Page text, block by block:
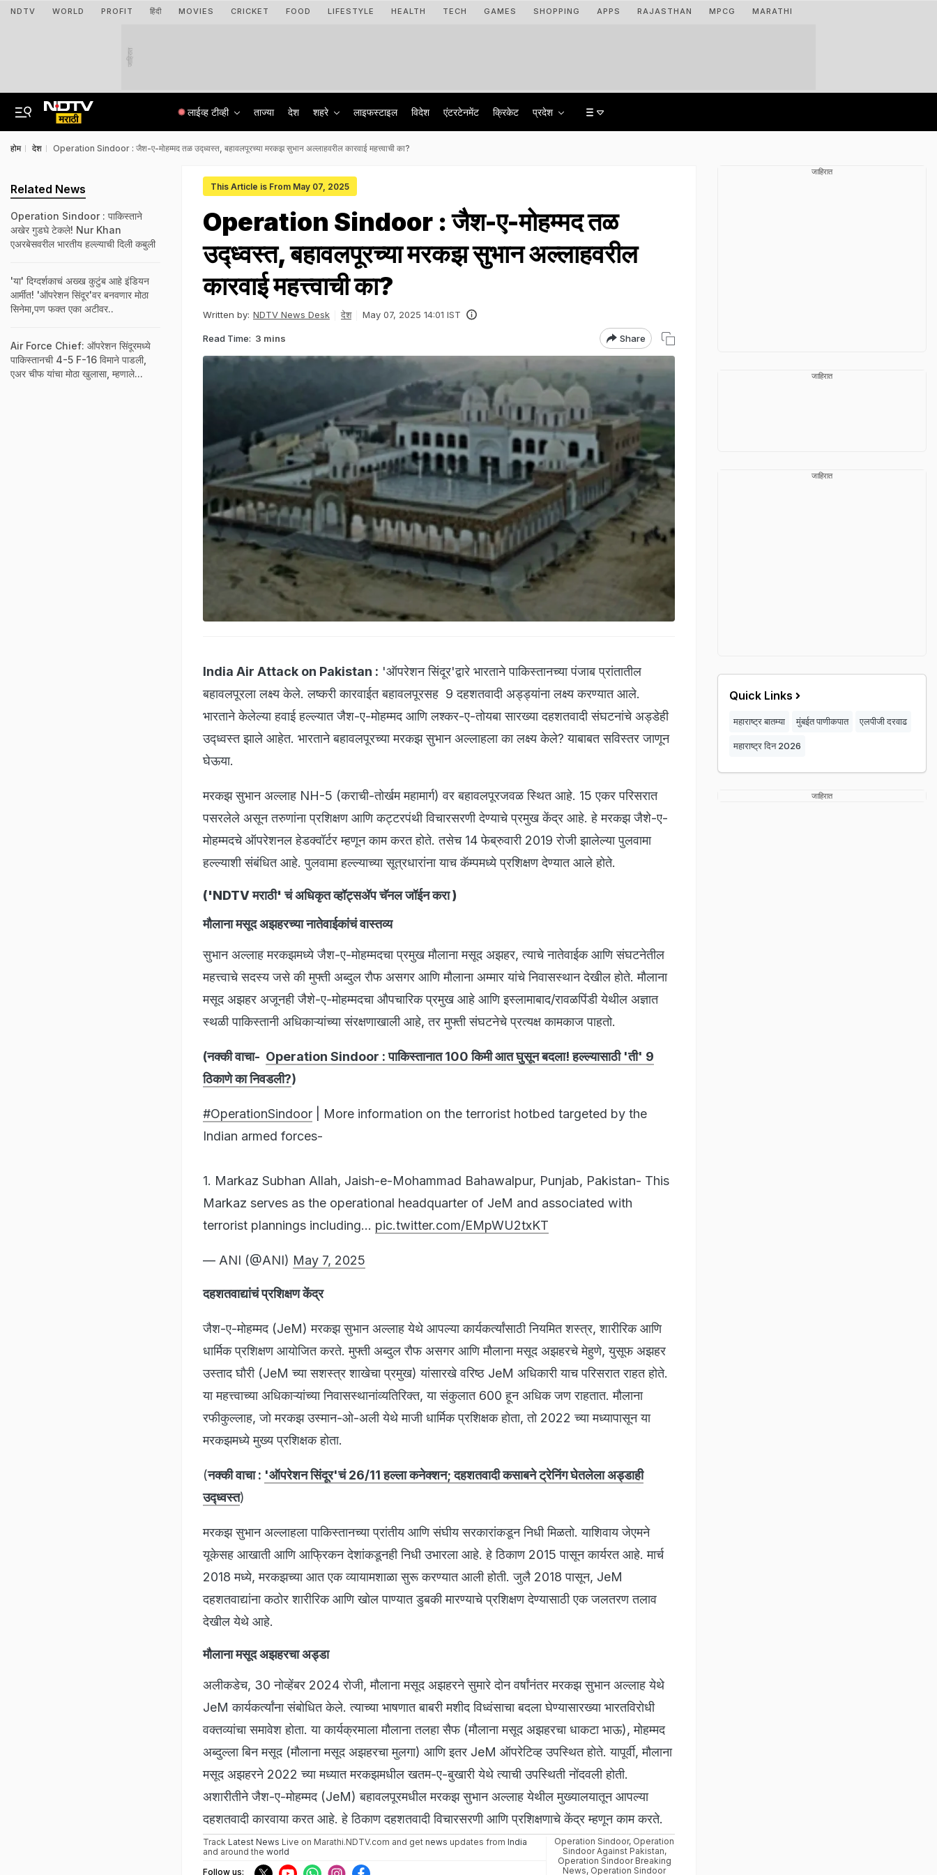
NDTV WORLD PROFIT हिंदी MOVIES CRICKET FOOD LIFESTYLE HEALTH TECH GAMES SHOPPING APPS RAJASTHAN MPCG MARATHI
जाहिरात
लाईव्ह टीव्ही ताज्या देश शहरे लाइफस्टाइल विदेश एंटरटेनमेंट क्रिकेट प्रदेश
होम देश Operation Sindoor : जैश-ए-मोहम्मद तळ उद्ध्वस्त, बहावलपूरच्या मरकझ सुभान अल्लाहवरील कारवाई महत्त्वाची का?
This Article is From May 07, 2025
Operation Sindoor : जैश-ए-मोहम्मद तळ
उद्ध्वस्त, बहावलपूरच्या मरकझ सुभान अल्लाहवरील
कारवाई महत्त्वाची का?
Written by: NDTV News Desk देश May 07, 2025 14:01 IST
Read Time: 3 mins Share
India Air Attack on Pakistan : 'ऑपरेशन सिंदूर'द्वारे भारताने पाकिस्तानच्या पंजाब प्रांतातील
बहावलपूरला लक्ष्य केले. लष्करी कारवाईत बहावलपूरसह 9 दहशतवादी अड्ड्यांना लक्ष्य करण्यात आले.
भारताने केलेल्या हवाई हल्ल्यात जैश-ए-मोहम्मद आणि लश्कर-ए-तोयबा सारख्या दहशतवादी संघटनांचे अड्डेही
उद्ध्वस्त झाले आहेत. भारताने बहावलपूरच्या मरकझ सुभान अल्लाहला का लक्ष्य केले? याबाबत सविस्तर जाणून
घेऊया.
मरकझ सुभान अल्लाह NH-5 (कराची-तोर्खम महामार्ग) वर बहावलपूरजवळ स्थित आहे. 15 एकर परिसरात
पसरलेले असून तरुणांना प्रशिक्षण आणि कट्टरपंथी विचारसरणी देण्याचे प्रमुख केंद्र आहे. हे मरकझ जैशे-ए-
मोहम्मदचे ऑपरेशनल हेडक्वॉर्टर म्हणून काम करत होते. तसेच 14 फेब्रुवारी 2019 रोजी झालेल्या पुलवामा
हल्ल्याशी संबंधित आहे. पुलवामा हल्ल्याच्या सूत्रधारांना याच कॅम्पमध्ये प्रशिक्षण देण्यात आले होते.
('NDTV मराठी' चं अधिकृत व्हॉट्सअ‍ॅप चॅनल जॉईन करा)
मौलाना मसूद अझहरच्या नातेवाईकांचं वास्तव्य
सुभान अल्लाह मरकझमध्ये जैश-ए-मोहम्मदचा प्रमुख मौलाना मसूद अझहर, त्याचे नातेवाईक आणि संघटनेतील
महत्त्वाचे सदस्य जसे की मुफ्ती अब्दुल रौफ असगर आणि मौलाना अम्मार यांचे निवासस्थान देखील होते. मौलाना
मसूद अझहर अजूनही जैशे-ए-मोहम्मदचा औपचारिक प्रमुख आहे आणि इस्लामाबाद/रावळपिंडी येथील अज्ञात
स्थळी पाकिस्तानी अधिकाऱ्यांच्या संरक्षणाखाली आहे, तर मुफ्ती संघटनेचे प्रत्यक्ष कामकाज पाहतो.
(नक्की वाचा- Operation Sindoor : पाकिस्तानात 100 किमी आत घुसून बदला! हल्ल्यासाठी 'ती' 9
ठिकाणे का निवडली?)
#OperationSindoor | More information on the terrorist hotbed targeted by the
Indian armed forces-
1. Markaz Subhan Allah, Jaish-e-Mohammad Bahawalpur, Punjab, Pakistan- This
Markaz serves as the operational headquarter of JeM and associated with
terrorist plannings including… pic.twitter.com/EMpWU2txKT
— ANI (@ANI) May 7, 2025
दहशतवाद्यांचं प्रशिक्षण केंद्र
जैश-ए-मोहम्मद (JeM) मरकझ सुभान अल्लाह येथे आपल्या कार्यकर्त्यांसाठी नियमित शस्त्र, शारीरिक आणि
धार्मिक प्रशिक्षण आयोजित करते. मुफ्ती अब्दुल रौफ असगर आणि मौलाना मसूद अझहरचे मेहुणे, युसूफ अझहर
उस्ताद घौरी (JeM च्या सशस्त्र शाखेचा प्रमुख) यांसारखे वरिष्ठ JeM अधिकारी याच परिसरात राहत होते.
या महत्त्वाच्या अधिकाऱ्यांच्या निवासस्थानांव्यतिरिक्त, या संकुलात 600 हून अधिक जण राहतात. मौलाना
रफीकुल्लाह, जो मरकझ उस्मान-ओ-अली येथे माजी धार्मिक प्रशिक्षक होता, तो 2022 च्या मध्यापासून या
मरकझमध्ये मुख्य प्रशिक्षक होता.
(नक्की वाचा : 'ऑपरेशन सिंदूर'चं 26/11 हल्ला कनेक्शन; दहशतवादी कसाबने ट्रेनिंग घेतलेला अड्डाही
उद्ध्वस्त)
मरकझ सुभान अल्लाहला पाकिस्तानच्या प्रांतीय आणि संघीय सरकारांकडून निधी मिळतो. याशिवाय जेएमने
यूकेसह आखाती आणि आफ्रिकन देशांकडूनही निधी उभारला आहे. हे ठिकाण 2015 पासून कार्यरत आहे. मार्च
2018 मध्ये, मरकझच्या आत एक व्यायामशाळा सुरू करण्यात आली होती. जुलै 2018 पासून, JeM
दहशतवाद्यांना कठोर शारीरिक आणि खोल पाण्यात डुबकी मारण्याचे प्रशिक्षण देण्यासाठी एक जलतरण तलाव
देखील येथे आहे.
मौलाना मसूद अझहरचा अड्डा
अलीकडेच, 30 नोव्हेंबर 2024 रोजी, मौलाना मसूद अझहरने सुमारे दोन वर्षांनंतर मरकझ सुभान अल्लाह येथे
JeM कार्यकर्त्यांना संबोधित केले. त्याच्या भाषणात बाबरी मशीद विध्वंसाचा बदला घेण्यासारख्या भारतविरोधी
वक्तव्यांचा समावेश होता. या कार्यक्रमाला मौलाना तलहा सैफ (मौलाना मसूद अझहरचा धाकटा भाऊ), मोहम्मद
अब्दुल्ला बिन मसूद (मौलाना मसूद अझहरचा मुलगा) आणि इतर JeM ऑपरेटिव्ह उपस्थित होते. यापूर्वी, मौलाना
मसूद अझहरने 2022 च्या मध्यात मरकझमधील खतम-ए-बुखारी येथे त्याची उपस्थिती नोंदवली होती.
अशारीतीने जैश-ए-मोहम्मद (JeM) बहावलपूरमधील मरकझ सुभान अल्लाह येथील मुख्यालयातून आपल्या
दहशतवादी कारवाया करत आहे. हे ठिकाण दहशतवादी विचारसरणी आणि प्रशिक्षणाचे केंद्र म्हणून काम करते.
Track Latest News Live on Marathi.NDTV.com and get news updates from India
and around the world
Follow us:
Operation Sindoor, Operation
Sindoor Against Pakistan,
Operation Sindoor Breaking
News, Operation Sindoor
Related News
Operation Sindoor : पाकिस्ताने
अखेर गुडघे टेकले! Nur Khan
एअरबेसवरील भारतीय हल्ल्याची दिली कबुली
'या' दिग्दर्शकाचं अख्ख कुटुंब आहे इंडियन
आर्मीत! 'ऑपरेशन सिंदूर'वर बनवणार मोठा
सिनेमा,पण फक्त एका अटीवर..
Air Force Chief: ऑपरेशन सिंदूरमध्ये
पाकिस्तानची 4-5 F-16 विमाने पाडली,
एअर चीफ यांचा मोठा खुलासा, म्हणाले...
जाहिरात
जाहिरात
जाहिरात
Quick Links
महाराष्ट्र बातम्या मुंबईत पाणीकपात एलपीजी दरवाढ
महाराष्ट्र दिन 2026
जाहिरात